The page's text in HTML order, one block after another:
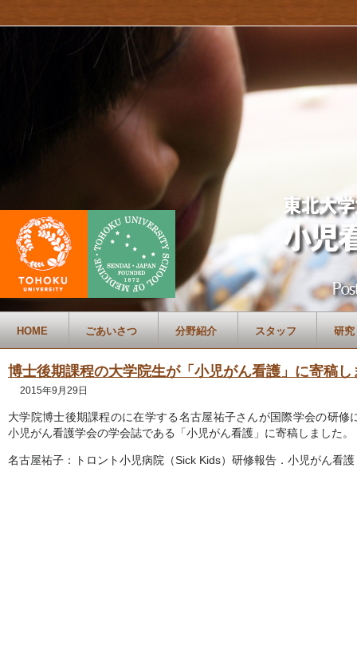
HOME ごあいさつ 分野紹介 スタッフ 研究
博士後期課程の大学院生が「小児がん看護」に寄稿し
2015年9月29日
大学院博士後期課程のに在学する名古屋祐子さんが国際学会の研修
小児がん看護学会の学会誌である「小児がん看護」に寄稿しました。
名古屋祐子：トロント小児病院（Sick Kids）研修報告．小児がん看